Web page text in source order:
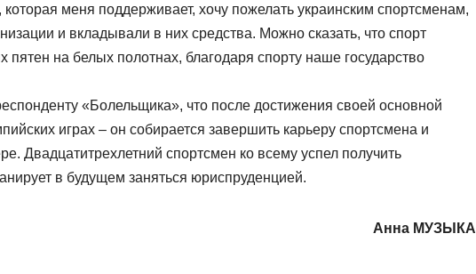
меня поддерживает, хочу пожелать украинским спортсменам,
и вкладывали в них средства. Можно сказать, что спорт
пятен на белых полотнах, благодаря спорту наше государство
«Болельщика», что после достижения своей основной
играх – он собирается завершить карьеру спортсмена и
Двадцатитрехлетний спортсмен ко всему успел получить
в будущем заняться юриспруденцией.
Анна МУЗЫКА